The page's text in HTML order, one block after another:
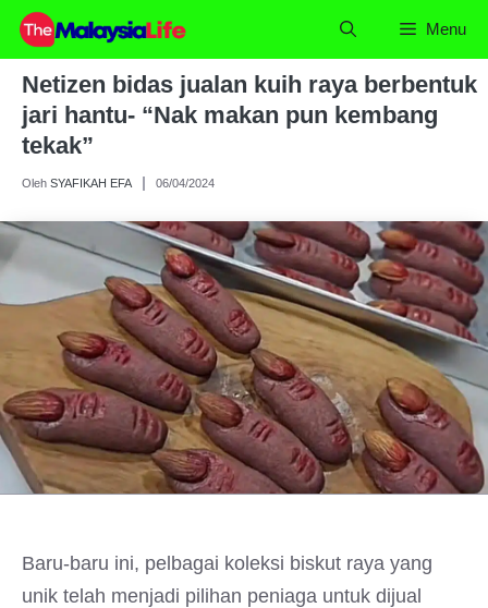
Skip
content
Menu
Netizen bidas jualan kuih raya berbentuk
jari hantu- “Nak makan pun kembang
tekak”
Oleh SYAFIKAH EFA 06/04/2024
Baru-baru ini, pelbagai koleksi biskut raya yang
unik telah menjadi pilihan peniaga untuk dijual